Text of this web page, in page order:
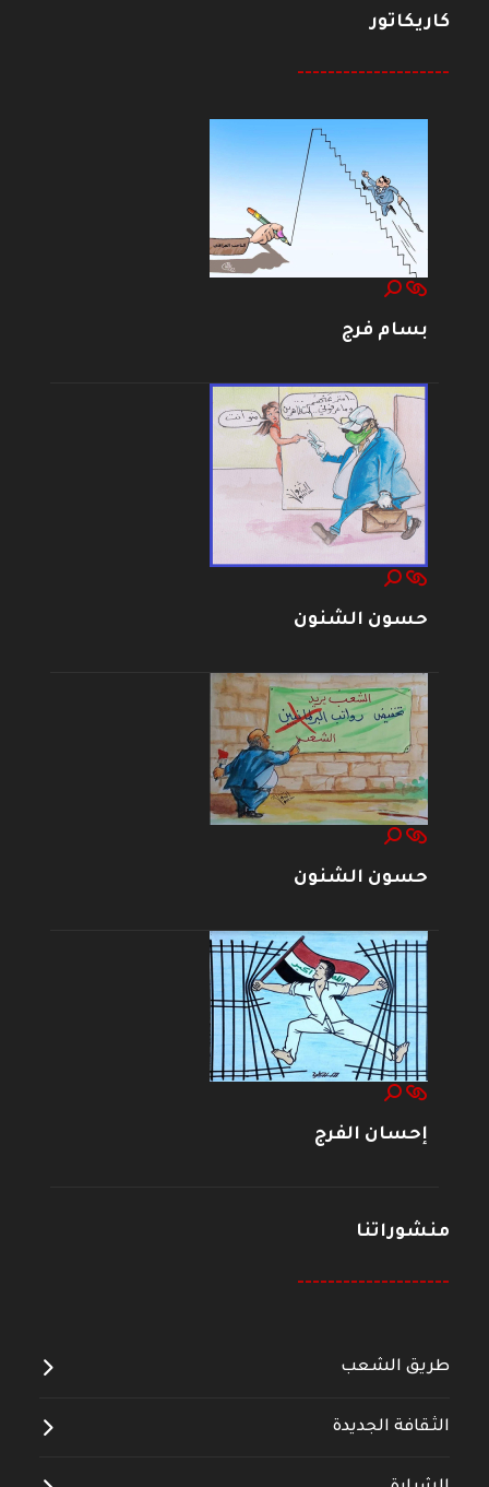
كاريكاتور
--------------------
بسام فرج
حسون الشنون
حسون الشنون
إحسان الفرج
منشوراتنا
--------------------
طريق الشعب
الثقافة الجديدة